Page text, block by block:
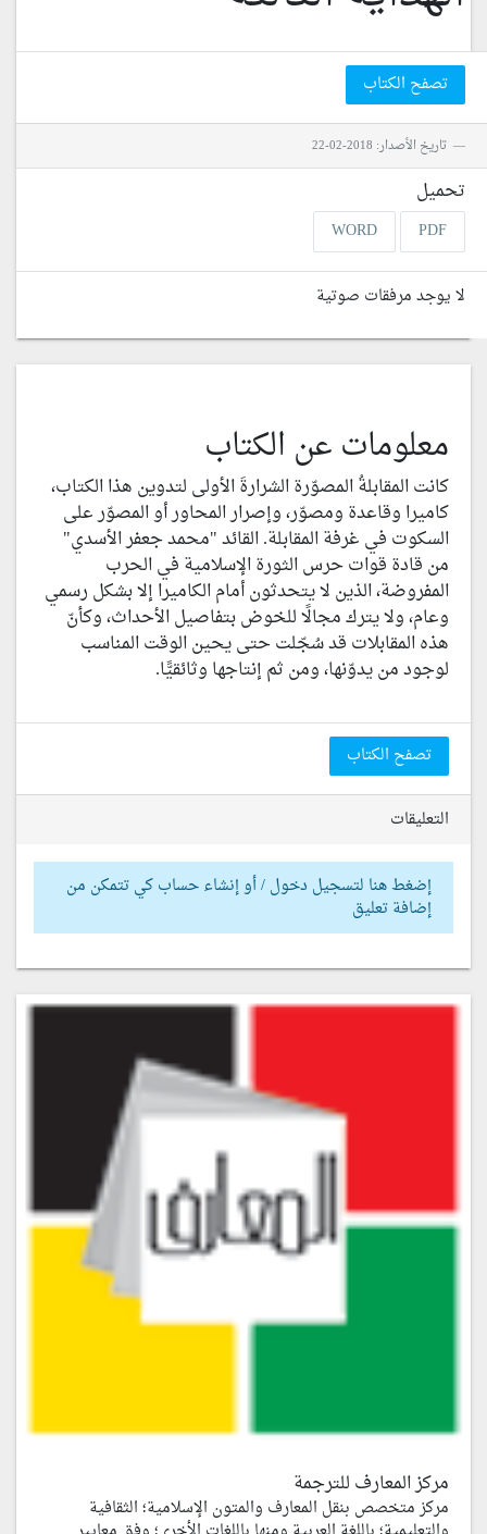
تصفح الكتاب
تاريخ الأصدار: 2018-02-22
تحميل
PDF
WORD
لا يوجد مرفقات صوتية
معلومات عن الكتاب
كانت المقابلةُ المصوّرة الشرارةَ الأولى لتدوين هذا الكتاب،
كاميرا وقاعدة ومصوّر، وإصرار المحاور أو المصوّر على
السكوت في غرفة المقابلة. القائد "محمد جعفر الأسدي"
من قادة قوات حرس الثورة الإسلامية في الحرب
المفروضة، الذين لا يتحدثون أمام الكاميرا إلا بشكل رسمي
وعام، ولا يترك مجالًا للخوض بتفاصيل الأحداث، وكأنّ
هذه المقابلات قد سُجّلت حتى يحين الوقت المناسب
لوجود من يدوّنها، ومن ثم إنتاجها وثائقيًّا.
تصفح الكتاب
التعليقات
إضغط هنا لتسجيل دخول / أو إنشاء حساب كي تتمكن من
إضافة تعليق
مركز المعارف للترجمة
مركز متخصص بنقل المعارف والمتون الإسلامية؛ الثقافية